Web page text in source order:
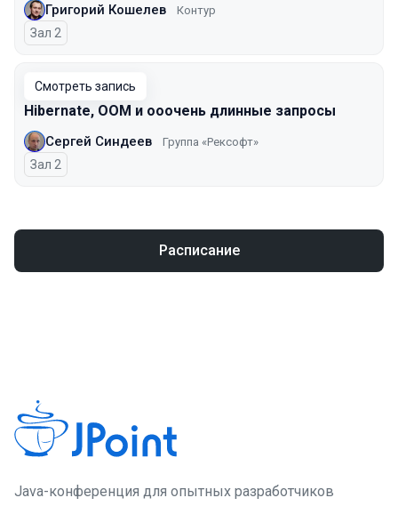
Григорий Кошелев Контур
Зал 2
Смотреть запись
Hibernate, OOM и ооочень длинные запросы
Сергей Синдеев Группа «Рексофт»
Зал 2
Расписание
Java-конференция для опытных разработчиков